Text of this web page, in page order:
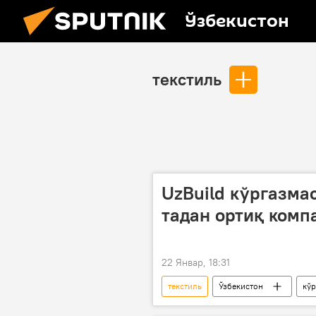
Ўзбекистон
текстиль
UzBuild
тадан ортиқ
22 Январ, 18:31
текстиль Ўзбекистон
Тошкент
энергетика